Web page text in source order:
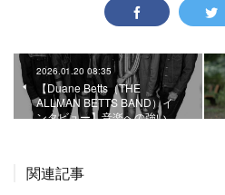
2026.01.20 08:35
【Duane Betts（THE
ALLMAN BETTS BAND）イ
ンタビュー】音楽への強い…
関連記事